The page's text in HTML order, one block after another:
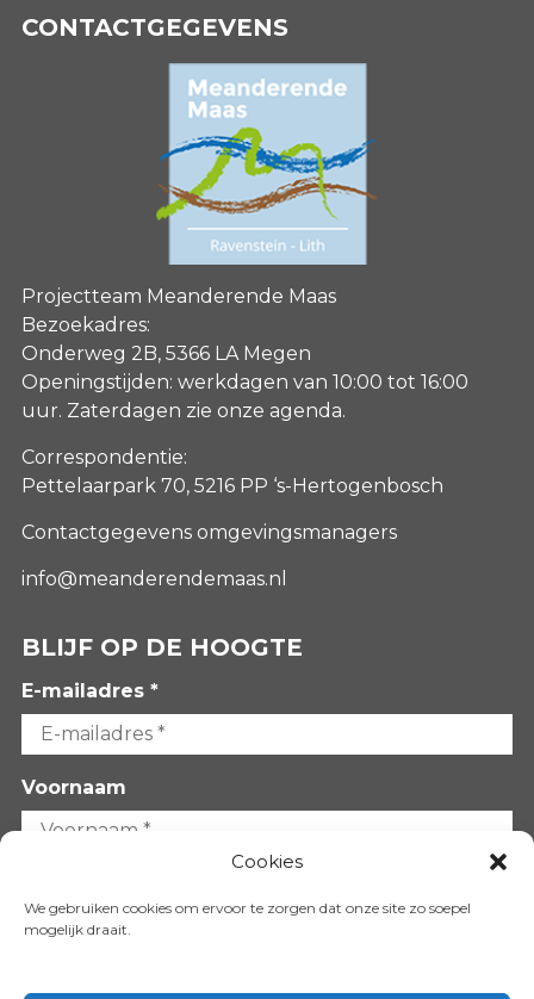
Cookies
We gebruiken cookies om ervoor te zorgen dat onze site zo soepel
mogelijk draait.
CONTACTGEGEVENS
Projectteam Meanderende Maas
Bezoekadres:
Onderweg 2B, 5366 LA Megen
Openingstijden: werkdagen van 10:00 tot 16:00
uur. Zaterdagen zie onze agenda.
Correspondentie:
Pettelaarpark 70, 5216 PP ‘s-Hertogenbosch
Contactgegevens omgevingsmanagers
info@meanderendemaas.nl
BLIJF OP DE HOOGTE
E-mailadres *
Voornaam